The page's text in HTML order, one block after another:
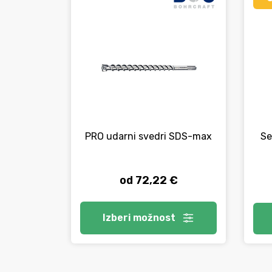
PRO udarni svedri SDS-max
od 72,22 €
Izberi možnost